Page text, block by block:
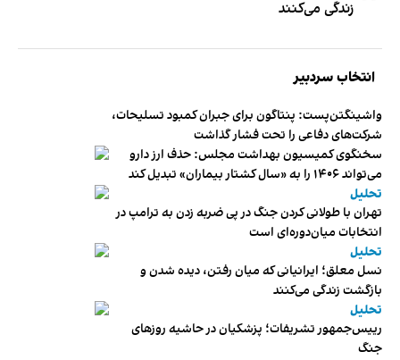
زندگی می‌کنند
انتخاب سردبیر
واشینگتن‌پست: پنتاگون برای جبران کمبود تسلیحات،
شرکت‌های دفاعی را تحت فشار گذاشت
سخنگوی کمیسیون بهداشت مجلس: حذف ارز دارو
می‌تواند ۱۴۰۶ را به «سال کشتار بیماران» تبدیل کند
تحلیل
تهران با طولانی کردن جنگ در پی ضربه زدن به ترامپ در
انتخابات میان‌دوره‌ای است
تحلیل
نسل معلق؛ ایرانیانی که میان رفتن، دیده شدن و
بازگشت زندگی می‌کنند
تحلیل
رییس‌جمهور تشریفات؛ پزشکیان در حاشیه روزهای
جنگ